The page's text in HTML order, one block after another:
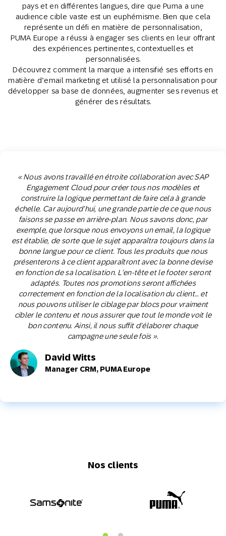
pays et en différentes langues, dire que Puma a une
audience cible vaste est un euphémisme. Bien que cela
représente un défi en matière de personnalisation,
PUMA Europe a réussi à engager ses clients en leur offrant
des expériences pertinentes, contextuelles et
personnalisées.
Découvrez comment la marque a intensifié ses efforts en
matière d’email marketing et utilisé la personnalisation pour
développer sa base de données, augmenter ses revenus et
générer des résultats.
« Nous avons travaillé en étroite collaboration avec SAP
Engagement Cloud pour créer tous nos modèles et
construire la logique permettant de faire cela à grande
échelle. Car aujourd’hui, une grande partie de ce que nous
faisons se passe en arrière-plan. Nous savons donc, par
exemple, que lorsque nous envoyons un email, la logique
est établie, de sorte que le sujet apparaîtra toujours dans la
bonne langue pour ce client. Tous les produits que nous
présenterons à ce client apparaîtront avec la bonne devise
en fonction de sa localisation. L’en-tête et le footer seront
adaptés. Toutes nos promotions seront affichées
correctement en fonction de la localisation du client… et
nous pouvons utiliser le ciblage par blocs pour vraiment
cibler le contenu et nous assurer que tout le monde voit le
bon contenu. Ainsi, il nous suffit d’élaborer chaque
campagne une seule fois ».
David Witts
Manager CRM, PUMA Europe
Nos clients